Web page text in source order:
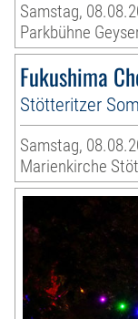
Samstag,
Parkbühne
Fukushima
Stötteritzer
Samstag,
Marienkirche